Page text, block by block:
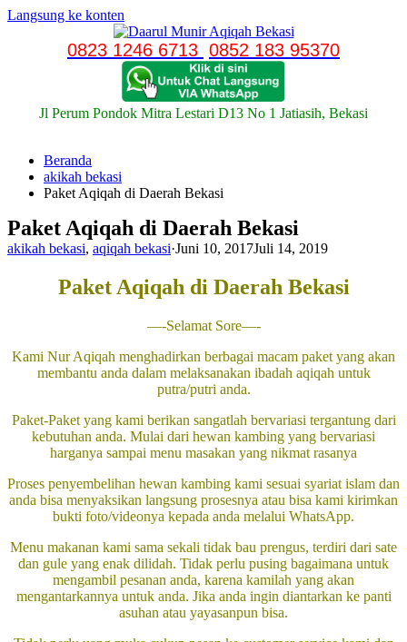
Langsung ke konten
0823 1246 6713 0852 183 95370
Jl Perum Pondok Mitra Lestari D13 No 1 Jatiasih, Bekasi
Beranda
akikah bekasi
Paket Aqiqah di Daerah Bekasi
Paket Aqiqah di Daerah Bekasi
akikah bekasi, aqiqah bekasi·Juni 10, 2017Juli 14, 2019
Paket Aqiqah di Daerah Bekasi
—-Selamat Sore—-
Kami Nur Aqiqah menghadirkan berbagai macam paket yang akan
membantu anda dalam melaksanakan ibadah aqiqah untuk
putra/putri anda.
Paket-Paket yang kami berikan sangatlah bervariasi tergantung dari
kebutuhan anda. Mulai dari hewan kambing yang bervariasi
harganya sampai menu masakan yang nikmat rasanya
Proses penyembelihan hewan kambing kami sesuai syariat islam dan
anda bisa menyaksikan langsung prosesnya atau bisa kami kirimkan
bukti foto/videonya kepada anda melalui WhatsApp.
Menu makanan kami sama sekali tidak bau prengus, terdiri dari sate
dan gule yang enak dilidah. Tidak perlu pusing bagaimana untuk
mengambil pesanan anda, karena kamilah yang akan
mengantarkannya untuk anda. Jika anda ingin diantarkan ke panti
asuhan atau yayasanpun bisa.